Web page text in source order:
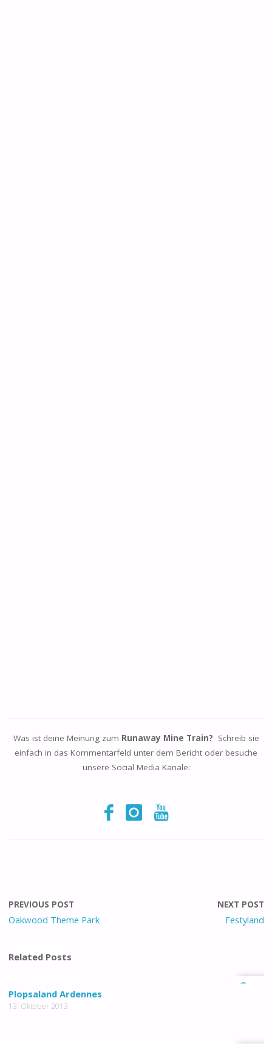
Was ist deine Meinung zum Runaway Mine Train? Schreib sie
einfach in das Kommentarfeld unter dem Bericht oder besuche
unsere Social Media Kanäle:
PREVIOUS POST
Oakwood Theme Park
NEXT POST
Festyland
Related Posts
Plopsaland Ardennes
13. Oktober 2013